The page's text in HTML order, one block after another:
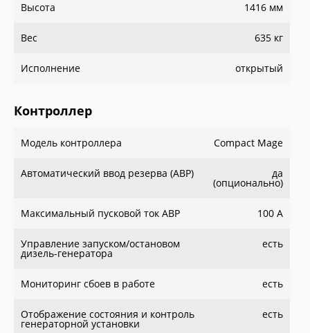
Высота 1416 мм
Вес 635 кг
Исполнение открытый
Контроллер
Модель контроллера Сompact Mage
Автоматический ввод резерва (АВР) да
(опционально)
Максимальный пусковой ток АВР 100 А
Управление запуском/остановом
дизель-генератора
есть
Мониторинг сбоев в работе есть
Отображение состояния и контроль
генераторной установки
есть